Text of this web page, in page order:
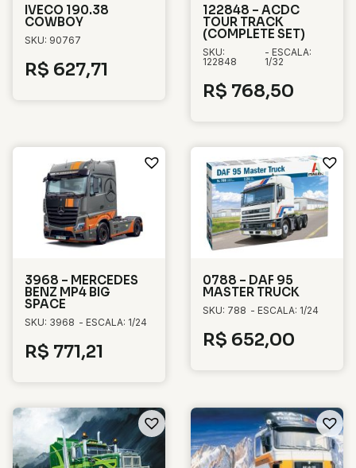
IVECO 190.38
COWBOY
SKU: 90767
R$ 627,71
122848 – ACDC
TOUR TRACK
(COMPLETE SET)
SKU:
122848
- ESCALA:
1/32
R$ 768,50
3968 – MERCEDES
BENZ MP4 BIG
SPACE
SKU: 3968 - ESCALA: 1/24
R$ 771,21
0788 – DAF 95
MASTER TRUCK
SKU: 788 - ESCALA: 1/24
R$ 652,00